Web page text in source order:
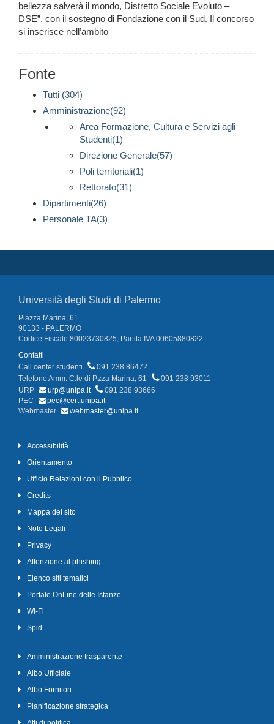
bellezza salverà il mondo, Distretto Sociale Evoluto –
DSE”, con il sostegno di Fondazione con il Sud. Il concorso
si inserisce nell’ambito
Fonte
Tutti (304)
Amministrazione(92)
Area Formazione, Cultura e Servizi agli
Studenti(1)
Direzione Generale(57)
Poli territoriali(1)
Rettorato(31)
Dipartimenti(26)
Personale TA(3)
Università degli Studi di Palermo
Piazza Marina, 61
90133 - PALERMO
Codice Fiscale 80023730825, Partita IVA 00605880822
Contatti
Call center studenti
091 238 86472
Telefono Amm. C.le di P.zza Marina, 61
091 238 93011
URP
urp@unipa.it
091 238 93666
PEC
pec@cert.unipa.it
Webmaster
webmaster@unipa.it
Accessibilità
Orientamento
Ufficio Relazioni con il Pubblico
Credits
Mappa del sito
Note Legali
Privacy
Attenzione al phishing
Elenco siti tematici
Portale OnLine delle Istanze
Wi-Fi
Spid
Amministrazione trasparente
Albo Ufficiale
Albo Fornitori
Pianificazione strategica